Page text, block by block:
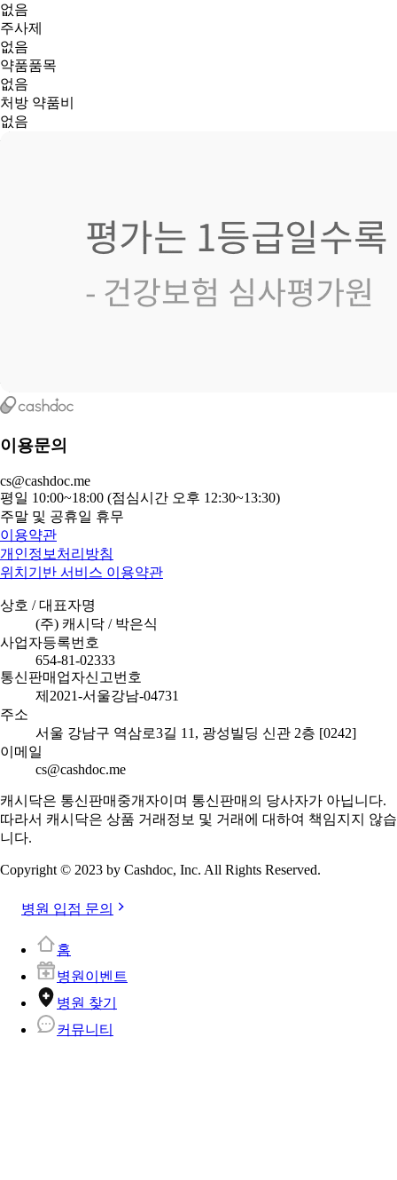
없음
주사제
없음
약품품목
없음
처방 약품비
없음
이용문의
cs@cashdoc.me
평일 10:00~18:00 (점심시간 오후 12:30~13:30)
주말 및 공휴일 휴무
이용약관
개인정보처리방침
위치기반 서비스 이용약관
상호 / 대표자명
(주) 캐시닥 / 박은식
사업자등록번호
654-81-02333
통신판매업자신고번호
제2021-서울강남-04731
주소
서울 강남구 역삼로3길 11, 광성빌딩 신관 2층 [0242]
이메일
cs@cashdoc.me
캐시닥은 통신판매중개자이며 통신판매의 당사자가 아닙니다.
따라서 캐시닥은 상품 거래정보 및 거래에 대하여 책임지지 않습
니다.
Copyright © 2023 by Cashdoc, Inc. All Rights Reserved.
병원 입점 문의
홈
병원이벤트
병원 찾기
커뮤니티